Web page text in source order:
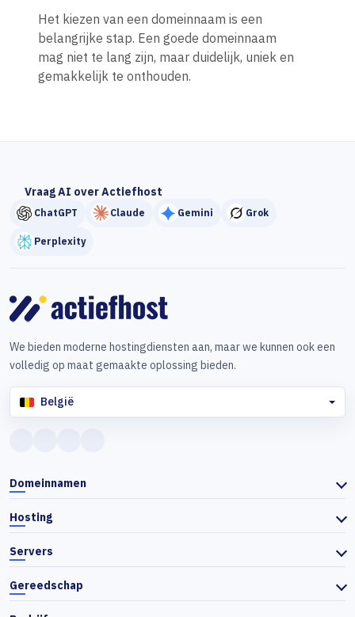
Het kiezen van een domeinnaam is een
belangrijke stap. Een goede domeinnaam
mag niet te lang zijn, maar duidelijk, uniek en
gemakkelijk te onthouden.
Vraag AI over Actiefhost
ChatGPT Claude Gemini Grok
Perplexity
We bieden moderne hostingdiensten aan, maar we kunnen ook een
volledig op maat gemaakte oplossing bieden.
België
Domeinnamen
Hosting
Servers
Gereedschap